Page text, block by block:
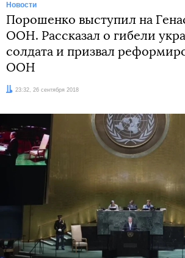
Новости
Порошенко выступил на
ООН. Рассказал о гибели
солдата и призвал
ООН
Дата:23:32, 26 сентября 2018